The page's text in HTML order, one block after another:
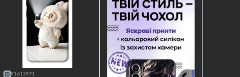
F1613971